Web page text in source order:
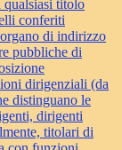
titolo
conferiti
di indirizzo
pubbliche di
dirigenziali (da
distinguano le
dirigenti
titolari di